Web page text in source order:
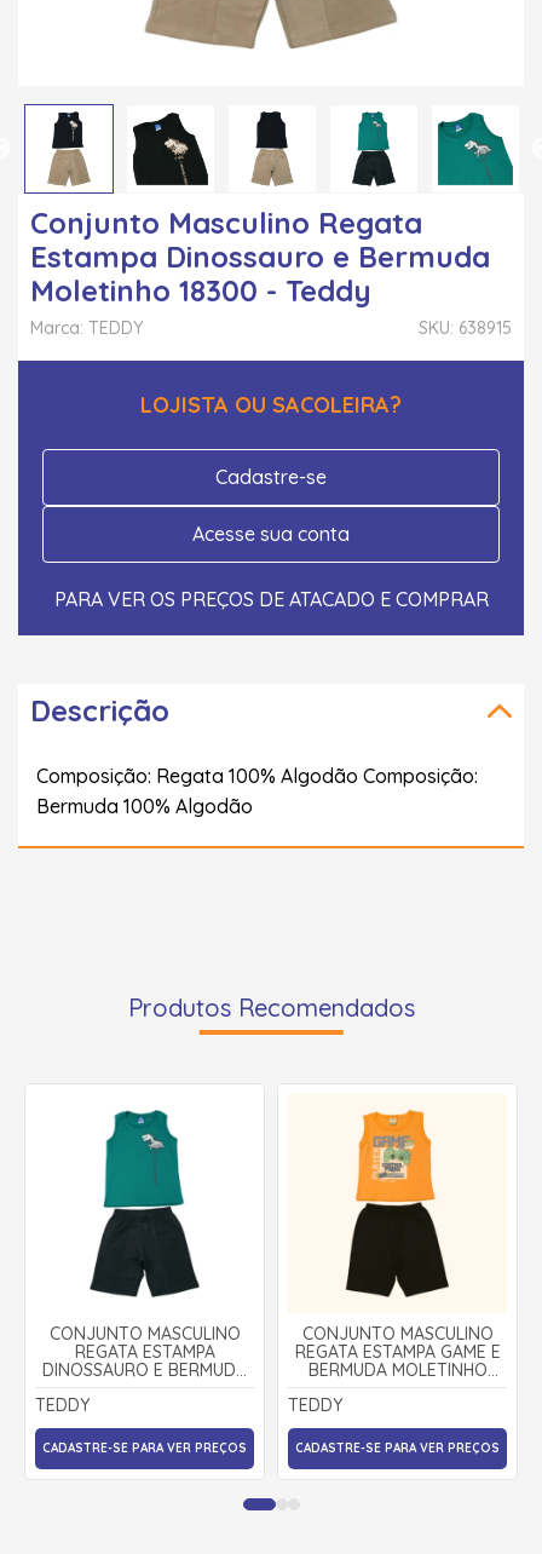
Conjunto Masculino Regata
Estampa Dinossauro e Bermuda
Moletinho 18300 - Teddy
SKU: 638915
Marca: TEDDY
LOJISTA OU SACOLEIRA?
Cadastre-se
Acesse sua conta
PARA VER OS PREÇOS DE ATACADO E COMPRAR
Descrição
Composição: Regata 100% Algodão Composição:
Bermuda 100% Algodão
Produtos Recomendados
CONJUNTO MASCULINO
REGATA ESTAMPA
DINOSSAURO E BERMUDA
MOLETINHO 18300 - TEDDY
TEDDY
CADASTRE-SE PARA VER PREÇOS
CONJUNTO MASCULINO
REGATA ESTAMPA GAME E
BERMUDA MOLETINHO
18378 - TEDDY
TEDDY
CADASTRE-SE PARA VER PREÇOS